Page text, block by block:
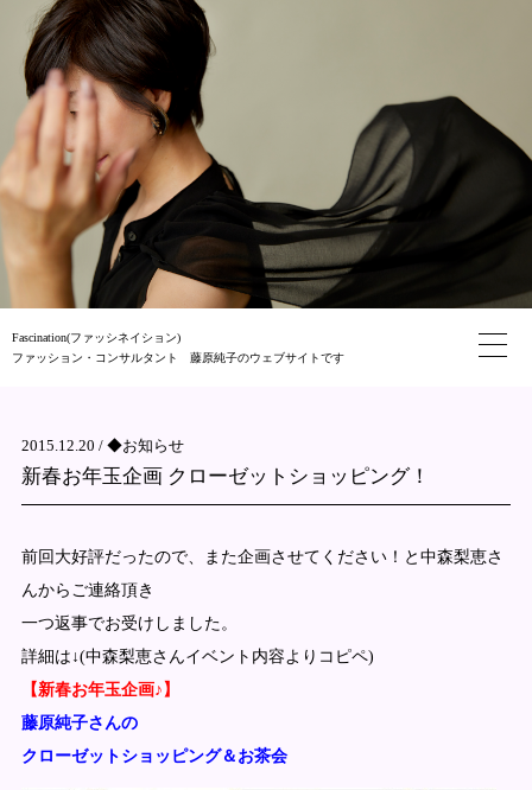
Fascination(ファッシネイション)
ファッション・コンサルタント 藤原純子のウェブサイトです
2015.12.20 / ◆お知らせ
新春お年玉企画 クローゼットショッピング！
前回大好評だったので、また企画させてください！と中森梨恵さ
んからご連絡頂き
一つ返事でお受けしました。
詳細は↓(中森梨恵さんイベント内容よりコピペ)
【新春お年玉企画♪】
藤原純子さんの
クローゼットショッピング＆お茶会